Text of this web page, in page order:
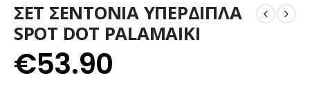
ΣΕΤ ΣΕΝΤΟΝΙΑ ΥΠΕΡΔΙΠΛΑ
SPOT DOT PALAMAIKI
€53.90